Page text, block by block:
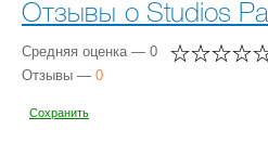
Отзывы о Studios
Средняя оценка — 0
Отзывы — 0
Сохранить